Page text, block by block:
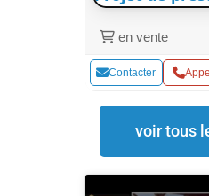
en vente
Contacter
voir tous